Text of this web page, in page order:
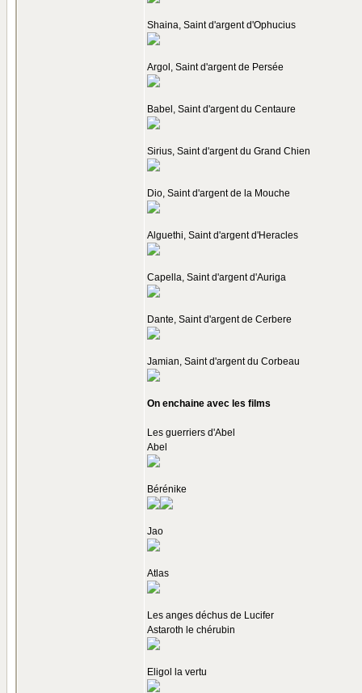
Shaina, Saint d'argent d'Ophucius
Argol, Saint d'argent de Persée
Babel, Saint d'argent du Centaure
Sirius, Saint d'argent du Grand Chien
Dio, Saint d'argent de la Mouche
Alguethi, Saint d'argent d'Heracles
Capella, Saint d'argent d'Auriga
Dante, Saint d'argent de Cerbere
Jamian, Saint d'argent du Corbeau
On enchaine avec les films
Les guerriers d'Abel
Abel
Bérénike
Jao
Atlas
Les anges déchus de Lucifer
Astaroth le chérubin
Eligol la vertu